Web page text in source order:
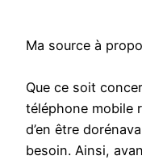
Ma source à
Que ce soit
téléphone mobile
d’en être
besoin. Ainsi,